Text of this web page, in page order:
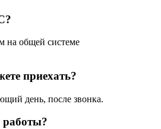
на общей системе
приехать?
день, после звонка.